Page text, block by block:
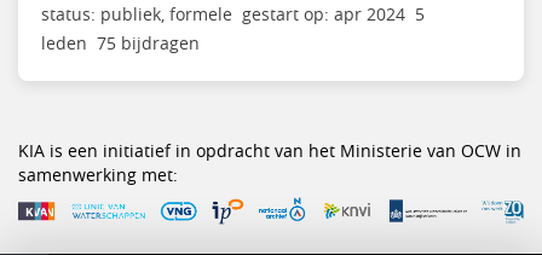
status: publiek, formele gestart op: apr 2024 5
leden 75 bijdragen
KIA is een initiatief in opdracht van het Ministerie van OCW in
samenwerking met: